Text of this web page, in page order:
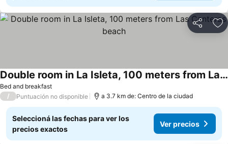
Compartir
Bed and breakfast
Double room in La Isleta, 100 meters from Las Canteras beach
/ Puntuación no disponible a 3.7 km de: Centro de la ciudad
Seleccioná las fechas para ver los
precios exactos
Ver precios